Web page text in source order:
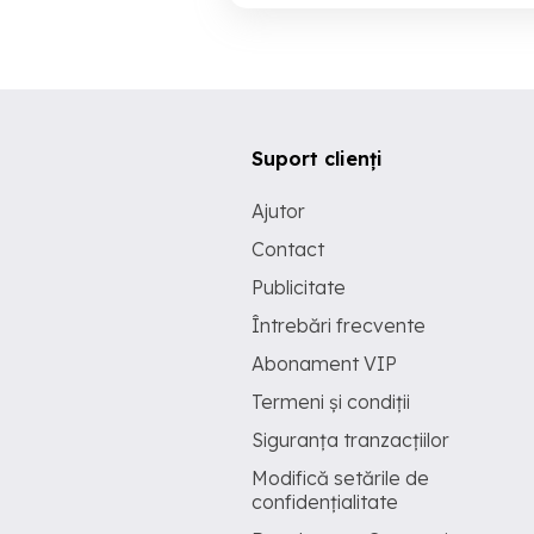
Suport clienți
Ajutor
Contact
Publicitate
Întrebări frecvente
Abonament VIP
Termeni și condiții
Siguranța tranzacțiilor
Modifică setările de
confidențialitate